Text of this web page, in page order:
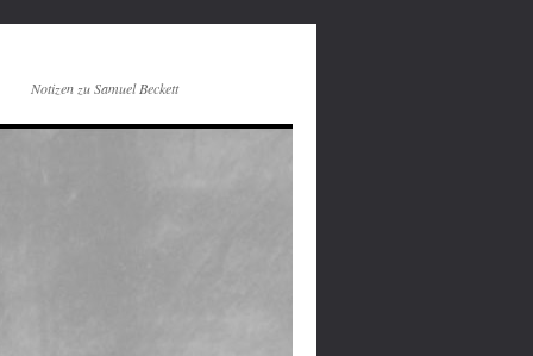
Notizen zu Samuel Beckett